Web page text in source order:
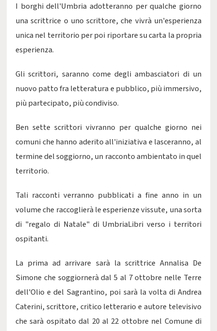
I borghi dell'Umbria adotteranno per qualche giorno
una scrittrice o uno scrittore, che vivrà un'esperienza
unica nel territorio per poi riportare su carta la propria
esperienza.
Gli scrittori, saranno come degli ambasciatori di un
nuovo patto fra letteratura e pubblico, più immersivo,
più partecipato, più condiviso.
Ben sette scrittori vivranno per qualche giorno nei
comuni che hanno aderito all'iniziativa e lasceranno, al
termine del soggiorno, un racconto ambientato in quel
territorio.
Tali racconti verranno pubblicati a fine anno in un
volume che raccoglierà le esperienze vissute, una sorta
di "regalo di Natale" di UmbriaLibri verso i territori
ospitanti.
La prima ad arrivare sarà la scrittrice Annalisa De
Simone che soggiornerà dal 5 al 7 ottobre nelle Terre
dell'Olio e del Sagrantino, poi sarà la volta di Andrea
Caterini, scrittore, critico letterario e autore televisivo
che sarà ospitato dal 20 al 22 ottobre nel Comune di